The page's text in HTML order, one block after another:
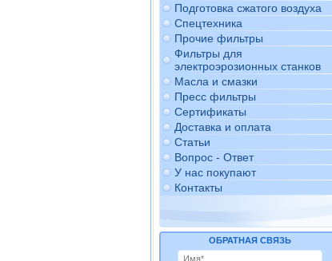
Подготовка сжатого воздуха
Спецтехника
Прочие фильтры
Фильтры для
электроэрозионных станков
Масла и смазки
Пресс фильтры
Сертификаты
Доставка и оплата
Статьи
Вопрос - Ответ
У нас покупают
Контакты
ОБРАТНАЯ СВЯЗЬ